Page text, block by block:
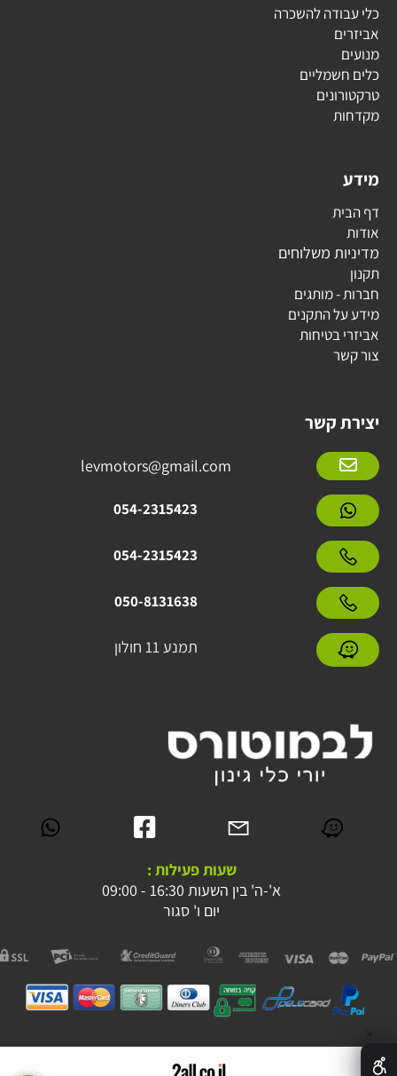
כלי עבודה להשכרה
אביזרים
מנועים
כלים חשמליים
טרקטורונים
מקדחות
מידע
דף הבית
אודות
מדיניות משלוחים
תקנון
חברות - מותגים
מידע על התקנים
אביזרי בטיחות
צור קשר
יצירת קשר
levmotors@gmail.com
054-2315423
054-2315423
050-8131638
תמנע 11 חולון
שעות פעילות :
א'-ה' בין השעות 16:30 - 09:00
יום ו' סגור